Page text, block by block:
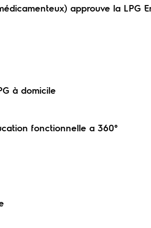
approuve la LPG
à domicile
fonctionnelle a 360°